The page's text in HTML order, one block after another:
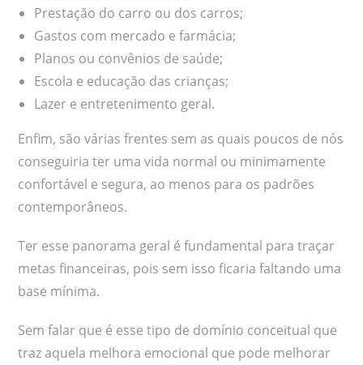
Prestação do carro ou dos carros;
Gastos com mercado e farmácia;
Planos ou convênios de saúde;
Escola e educação das crianças;
Lazer e entretenimento geral.
Enfim, são várias frentes sem as quais poucos de nós
conseguiria ter uma vida normal ou minimamente
confortável e segura, ao menos para os padrões
contemporâneos.
Ter esse panorama geral é fundamental para traçar
metas financeiras, pois sem isso ficaria faltando uma
base mínima.
Sem falar que é esse tipo de domínio conceitual que
traz aquela melhora emocional que pode melhorar